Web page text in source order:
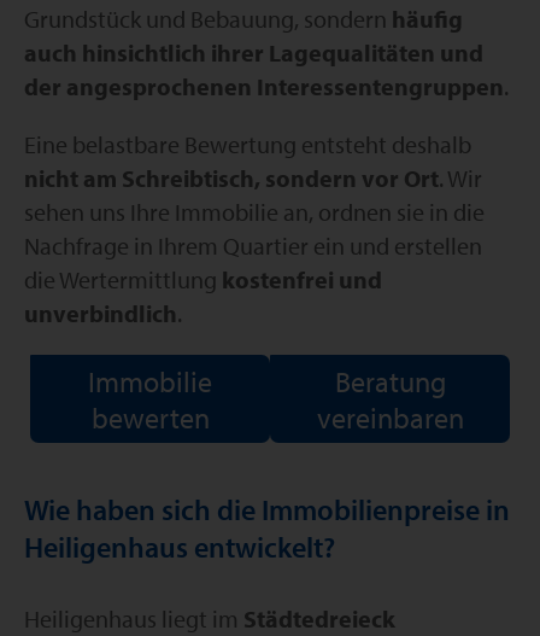
Grundstück und Bebauung, sondern häufig
auch hinsichtlich ihrer Lagequalitäten und
der angesprochenen Interessentengruppen.
Eine belastbare Bewertung entsteht deshalb
nicht am Schreibtisch, sondern vor Ort. Wir
sehen uns Ihre Immobilie an, ordnen sie in die
Nachfrage in Ihrem Quartier ein und erstellen
die Wertermittlung kostenfrei und
unverbindlich.
Immobilie
bewerten
Beratung
vereinbaren
Wie haben sich die Immobilienpreise in
Heiligenhaus entwickelt?
Heiligenhaus liegt im Städtedreieck